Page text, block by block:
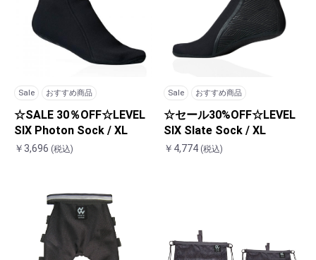
Sale おすすめ商品
☆SALE 30％OFF☆LEVEL
SIX Photon Sock / XL
￥3,696 (税込)
Sale おすすめ商品
☆セール30%OFF☆LEVEL
SIX Slate Sock / XL
￥4,774 (税込)